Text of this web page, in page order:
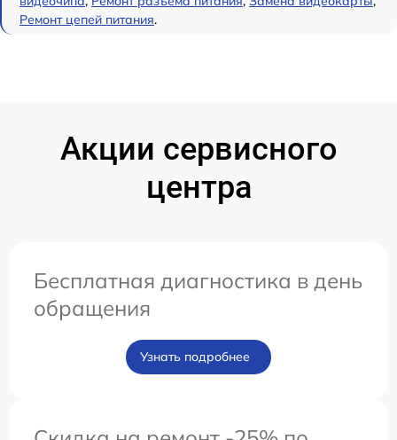
Ремонт цепей питания.
Акции сервисного
центра
Бесплатная диагностика в день
обращения
Узнать подробнее